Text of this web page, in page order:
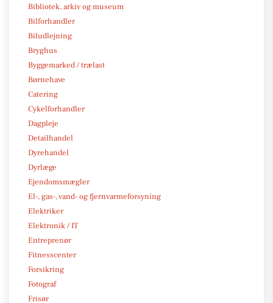
Bibliotek, arkiv og museum
Bilforhandler
Biludlejning
Bryghus
Byggemarked / trælast
Børnehave
Catering
Cykelforhandler
Dagpleje
Detailhandel
Dyrehandel
Dyrlæge
Ejendomsmægler
El-, gas-, vand- og fjernvarmeforsyning
Elektriker
Elektronik / IT
Entreprenør
Fitnesscenter
Forsikring
Fotograf
Frisør